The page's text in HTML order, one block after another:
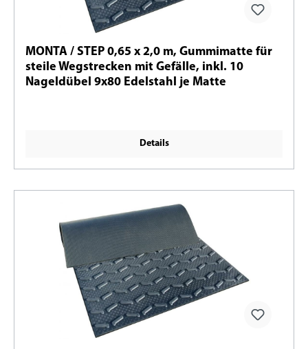
MONTA / STEP 0,65 x 2,0 m, Gummimatte für
steile Wegstrecken mit Gefälle, inkl. 10
Nageldübel 9x80 Edelstahl je Matte
Details